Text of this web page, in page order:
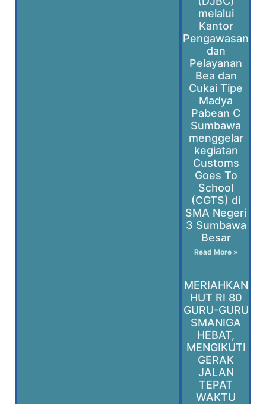
melalui
Kantor
Pengawasan
dan
Pelayanan
Bea dan
Cukai Tipe
Madya
Pabean C
Sumbawa
menggelar
kegiatan
Customs
Goes To
School
(CGTS) di
SMA Negeri
3 Sumbawa
Besar
Read More »
MERIAHKAN
HUT RI 80
GURU-GURU
SMANIGA
HEBAT,
MENGIKUTI
GERAK
JALAN
TEPAT
WAKTU